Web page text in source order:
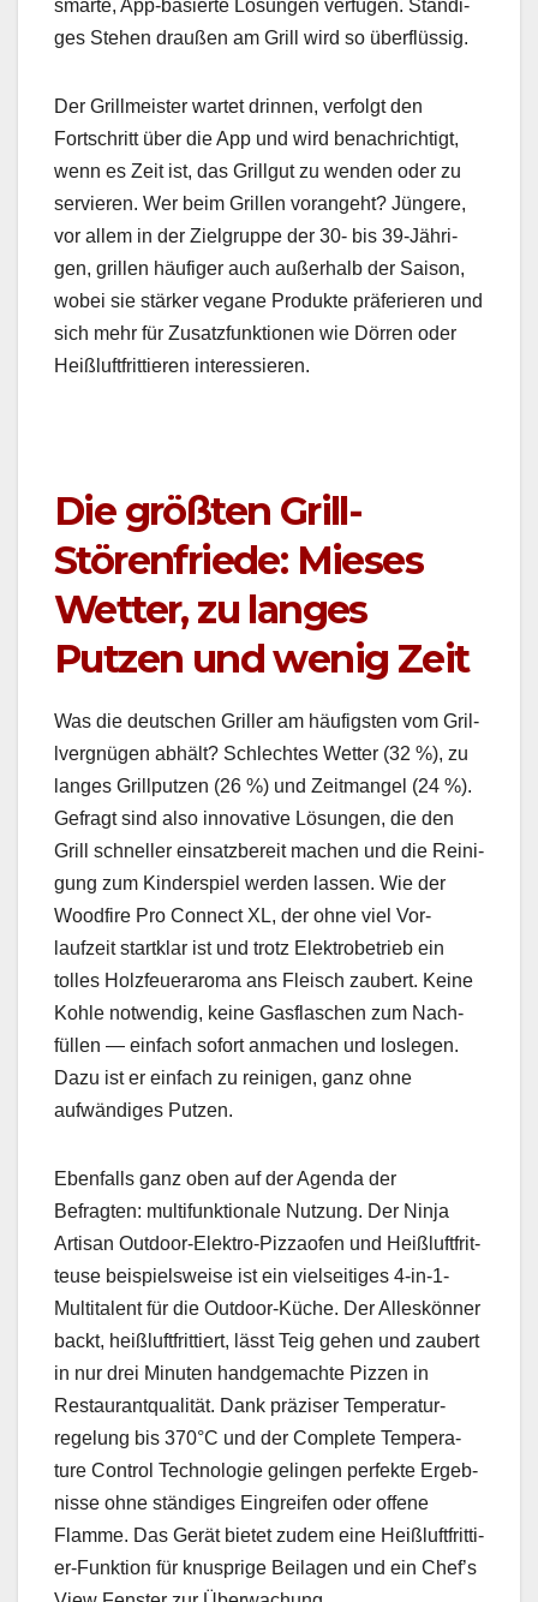
smarte, App-basierte Lösun­gen ver­fü­gen. Ständi­
ges Ste­hen draußen am Grill wird so über­flüs­sig.
Der Grillmeis­ter wartet drin­nen, ver­fol­gt den
Fortschritt über die App und wird benachrichtigt,
wenn es Zeit ist, das Grillgut zu wen­den oder zu
servieren. Wer beim Grillen vor­ange­ht? Jün­gere,
vor allem in der Ziel­gruppe der 30- bis 39-Jähri­
gen, grillen häu­figer auch außer­halb der Sai­son,
wobei sie stärk­er veg­ane Pro­duk­te präferieren und
sich mehr für Zusatz­funk­tio­nen wie Dör­ren oder
Heißluft­frit­tieren inter­essieren.
Die größten Grill-
Störenfriede: Mieses
Wetter, zu langes
Putzen und wenig Zeit
Was die deutschen Griller am häu­fig­sten vom Gril­
lvergnü­gen abhält? Schlecht­es Wet­ter (32 %), zu
langes Grillputzen (26 %) und Zeit­man­gel (24 %).
Gefragt sind also inno­v­a­tive Lösun­gen, die den
Grill schneller ein­satzbere­it machen und die Reini­
gung zum Kinder­spiel wer­den lassen. Wie der
Wood­fire Pro Con­nect XL, der ohne viel Vor­
laufzeit startk­lar ist und trotz Elek­tro­be­trieb ein
tolles Holzfeuer­aro­ma ans Fleisch zaubert. Keine
Kohle notwendig, keine Gas­flaschen zum Nach­
füllen — ein­fach sofort anmachen und losle­gen.
Dazu ist er ein­fach zu reini­gen, ganz ohne
aufwändi­ges Putzen.
Eben­falls ganz oben auf der Agen­da der
Befragten: mul­ti­funk­tionale Nutzung. Der Nin­ja
Arti­san Out­door-Elek­tro-Piz­za­ofen und Heißluft­frit­
teuse beispiel­sweise ist ein viel­seit­iges 4‑in-1-
Mul­ti­tal­ent für die Out­door-Küche. Der Alleskön­ner
backt, heißluft­frit­tiert, lässt Teig gehen und zaubert
in nur drei Minuten handgemachte Pizzen in
Restau­ran­tqual­ität. Dank präzis­er Tem­per­atur­
regelung bis 370°C und der Com­plete Tem­per­a­
ture Con­trol Tech­nolo­gie gelin­gen per­fek­te Ergeb­
nisse ohne ständi­ges Ein­greifen oder offene
Flamme. Das Gerät bietet zudem eine Heißluft­frit­ti­
er-Funk­tion für knus­prige Beila­gen und ein Chef’s